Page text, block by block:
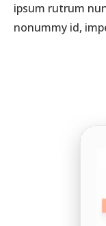
ipsum rutrum
nonummy id,